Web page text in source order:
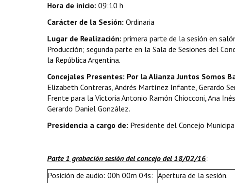
Hora de inicio: 09:10 h
Carácter de la Sesión: Ordinaria
Lugar de Realización: primera parte de la sesión en
Producción; segunda parte en la Sala de Sesiones del
la República Argentina.
Concejales Presentes: Por la Alianza Juntos Somos
Elizabeth Contreras, Andrés Martínez Infante, Gerardo
Frente para la Victoria Antonio Ramón Chiocconi, Ana
Gerardo Daniel González.
Presidencia a cargo de: Presidente del Concejo
Parte 1 grabación sesión del concejo del 18/02/16:
Posición de audio: 00h 00m 04s: Apertura de la sesión.